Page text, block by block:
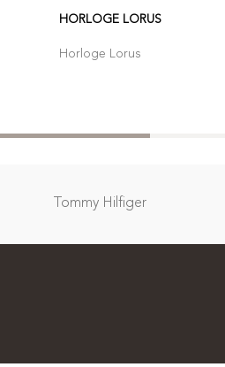
HORLOGE LORUS
Horloge Lorus
Tommy Hilfiger